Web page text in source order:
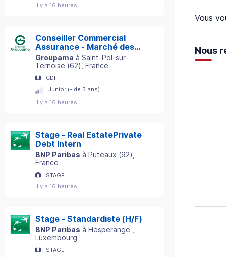
Il y a 16 heures
Conseiller Commercial
Assurance - Marché des
Particuliers - Secteur St-
Pol-sur-Ternoise (62) H/F
Groupama à Saint-Pol-sur-
Ternoise (62) , France
CDI
Junior (- de 3 ans)
Il y a 16 heures
Stage - Real EstatePrivate
Debt Intern
BNP Paribas à Puteaux (92)
France
STAGE
Il y a 16 heures
Stage - Standardiste (H/F)
BNP Paribas à Hesperange
Luxembourg
STAGE
Vous
Nous